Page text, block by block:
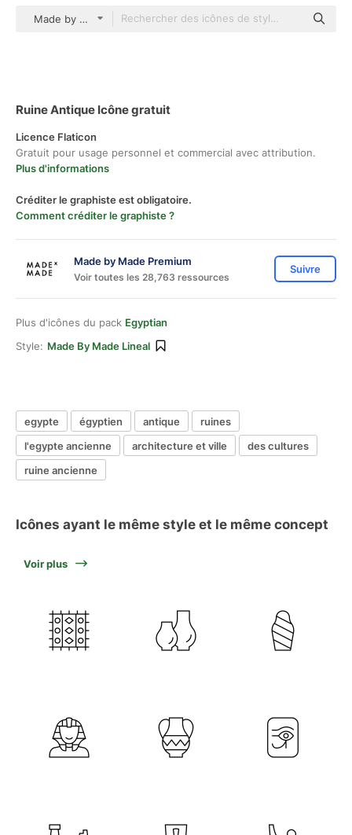
Made by Made Lineal
Ruine Antique Icône gratuit
Licence Flaticon
Gratuit pour usage personnel et commercial avec attribution.
Plus d'informations
Créditer le graphiste est obligatoire.
Comment créditer le graphiste ?
Made by Made Premium
Voir toutes les 28,763 ressources
Suivre
Plus d'icônes du pack Egyptian
Style: Made By Made Lineal
egypte égyptien antique
ruines
l'egypte ancienne
architecture et ville
des cultures
ruine ancienne
Icônes ayant le même style et le même concept
Voir plus